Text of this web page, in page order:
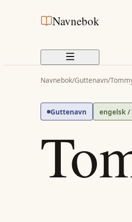
Navnebok
Navnebok/Guttenavn/
Guttenavn engelsk